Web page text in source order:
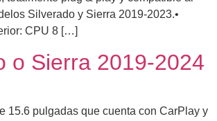
Silverado y Sierra 2019-2023.•
CPU 8 […]
o Sierra 2019-2024
15.6 pulgadas que cuenta con CarPlay y